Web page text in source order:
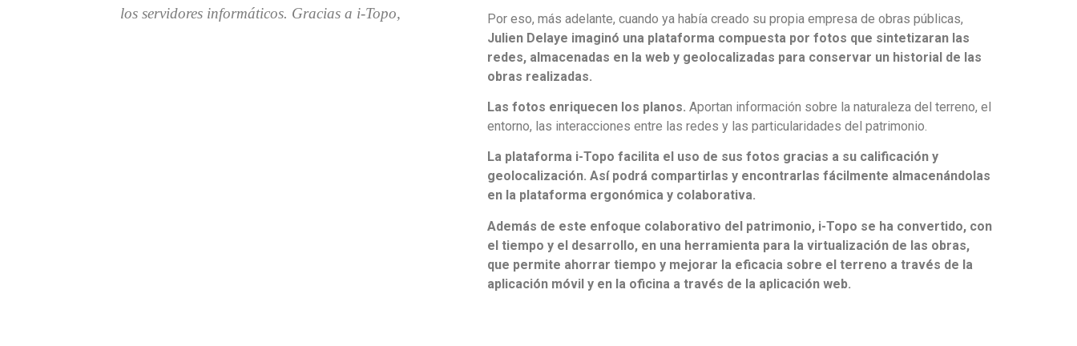
los servidores informáticos. Gracias a i-Topo,
Por eso, más adelante, cuando ya había creado su propia empresa de obras públicas,
Julien Delaye imaginó una plataforma compuesta por fotos que sintetizaran las
redes, almacenadas en la web y geolocalizadas para conservar un historial de las
obras realizadas.
Las fotos enriquecen los planos. Aportan información sobre la naturaleza del terreno, el
entorno, las interacciones entre las redes y las particularidades del patrimonio.
La plataforma i-Topo facilita el uso de sus fotos gracias a su calificación y
geolocalización. Así podrá compartirlas y encontrarlas fácilmente almacenándolas
en la plataforma ergonómica y colaborativa.
Además de este enfoque colaborativo del patrimonio, i-Topo se ha convertido, con
el tiempo y el desarrollo, en una herramienta para la virtualización de las obras,
que permite ahorrar tiempo y mejorar la eficacia sobre el terreno a través de la
aplicación móvil y en la oficina a través de la aplicación web.